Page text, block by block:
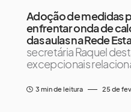
Adoção de medidas
enfrentar onda de
das aulas na Rede
secretária Raquel
excepcionais
3 min de leitura 25 de